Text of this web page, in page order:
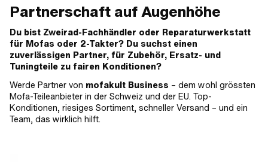
Partnerschaft auf Augenhöhe
Du bist Zweirad-Fachhändler oder Reparaturwerkstatt
für Mofas oder 2-Takter? Du suchst einen
zuverlässigen Partner, für Zubehör, Ersatz- und
Tuningteile zu fairen Konditionen?
Werde Partner von mofakult Business – dem wohl grössten
Mofa-Teileanbieter in der Schweiz und der EU. Top-
Konditionen, riesiges Sortiment, schneller Versand – und ein
Team, das wirklich hilft.